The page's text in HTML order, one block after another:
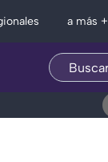
a más +